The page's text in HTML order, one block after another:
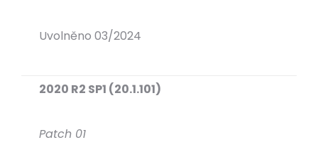
Uvolněno 03/2024
2020 R2 SP1 (20.1.101)
Patch 01